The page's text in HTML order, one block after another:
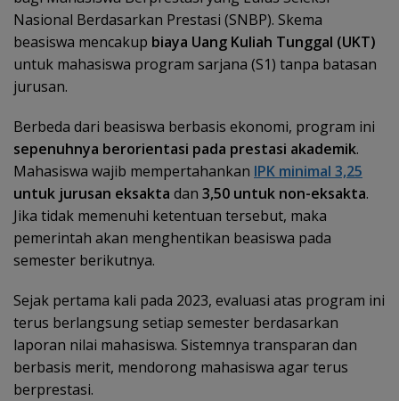
Nasional Berdasarkan Prestasi (SNBP). Skema
beasiswa mencakup biaya Uang Kuliah Tunggal (UKT)
untuk mahasiswa program sarjana (S1) tanpa batasan
jurusan.
Berbeda dari beasiswa berbasis ekonomi, program ini
sepenuhnya berorientasi pada prestasi akademik.
Mahasiswa wajib mempertahankan IPK minimal 3,25
untuk jurusan eksakta dan 3,50 untuk non-eksakta.
Jika tidak memenuhi ketentuan tersebut, maka
pemerintah akan menghentikan beasiswa pada
semester berikutnya.
Sejak pertama kali pada 2023, evaluasi atas program ini
terus berlangsung setiap semester berdasarkan
laporan nilai mahasiswa. Sistemnya transparan dan
berbasis merit, mendorong mahasiswa agar terus
berprestasi.